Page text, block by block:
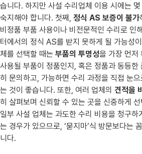
습니다. 하지만 사설 수리업체 이용 시에는
숙지해야 합니다. 첫째, 정식 AS 보증이 불가
비정품 부품 사용이나 비전문적인 수리로 인
터에서의 정식 AS를 받지 못하게 될 가능성
체를 선택할 때는 부품의 투명성을 가장 먼저
사용될 부품이 정품인지, 혹은 정품과 동등
히 문의하고, 가능하면 수리 과정을 직접 눈
는 것이 좋습니다. 또한, 여러 업체의 견적을
히 살펴보며 신뢰할 수 있는 곳을 신중하게
일부 사설 업체는 과도한 수리 비용을 청구
는 경우가 있으므로, ‘묻지마’식 방문보다는
니다.